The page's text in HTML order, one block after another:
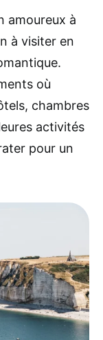
amoureux à
à visiter en
où
chambres
activités
pour un